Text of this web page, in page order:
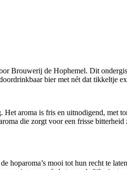
Brouwerij de Hophemel. Dit
bier met nét dat tikkeltje
aroma is fris en uitnodigend, met
die zorgt voor een frisse
hoparoma’s mooi tot hun recht te